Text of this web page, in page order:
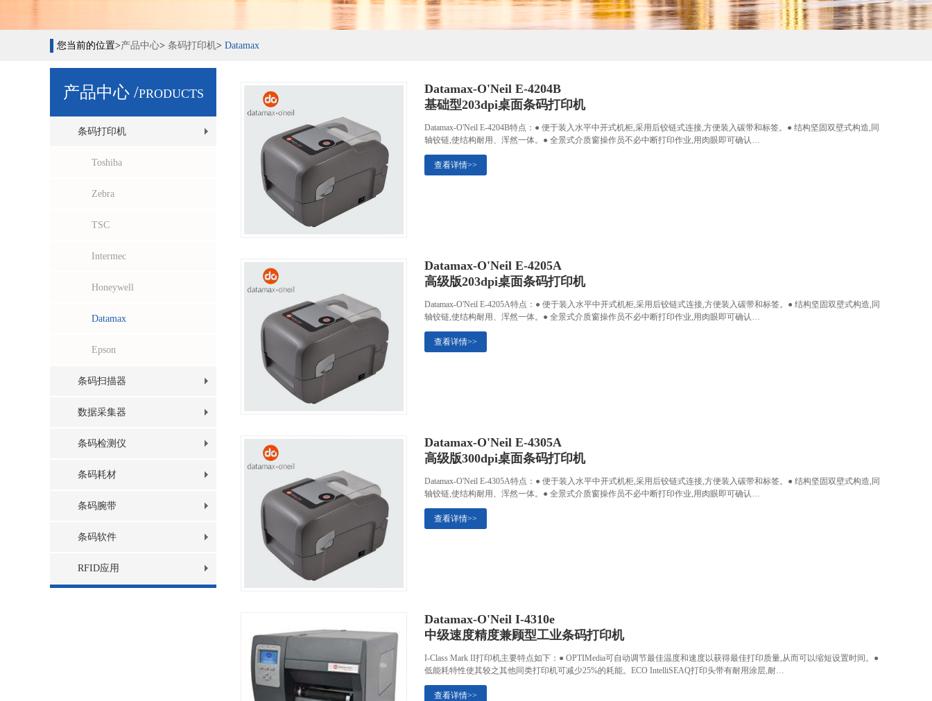
您当前的位置>产品中心> 条码打印机> Datamax
产品中心 /PRODUCTS
条码打印机
Toshiba
Zebra
TSC
Intermec
Honeywell
Datamax
Epson
条码扫描器
数据采集器
条码检测仪
条码耗材
条码腕带
条码软件
RFID应用
Datamax-O'Neil E-4204B
基础型203dpi桌面条码打印机
Datamax-O'Neil E-4204B特点：● 便于装入水平中开式机柜,采用后铰链式连接,方便装入碳带和标签。● 结构坚固双壁式构造,同
轴铰链,使结构耐用、浑然一体。● 全景式介质窗操作员不必中断打印作业,用肉眼即可确认…
查看详情>>
Datamax-O'Neil E-4205A
高级版203dpi桌面条码打印机
Datamax-O'Neil E-4205A特点：● 便于装入水平中开式机柜,采用后铰链式连接,方便装入碳带和标签。● 结构坚固双壁式构造,同
轴铰链,使结构耐用、浑然一体。● 全景式介质窗操作员不必中断打印作业,用肉眼即可确认…
查看详情>>
Datamax-O'Neil E-4305A
高级版300dpi桌面条码打印机
Datamax-O'Neil E-4305A特点：● 便于装入水平中开式机柜,采用后铰链式连接,方便装入碳带和标签。● 结构坚固双壁式构造,同
轴铰链,使结构耐用、浑然一体。● 全景式介质窗操作员不必中断打印作业,用肉眼即可确认…
查看详情>>
Datamax-O'Neil I-4310e
中级速度精度兼顾型工业条码打印机
I-Class Mark II打印机主要特点如下：● OPTIMedia可自动调节最佳温度和速度以获得最佳打印质量,从而可以缩短设置时间。●
低能耗特性使其较之其他同类打印机可减少25%的耗能。ECO IntelliSEAQ打印头带有耐用涂层,耐…
查看详情>>